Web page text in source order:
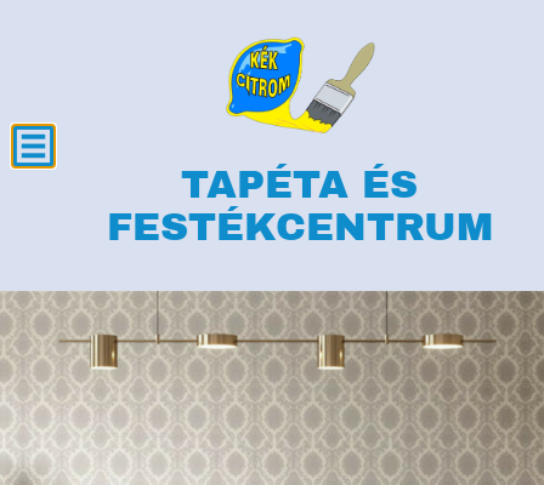
TAPÉTA ÉS
FESTÉKCENTRUM